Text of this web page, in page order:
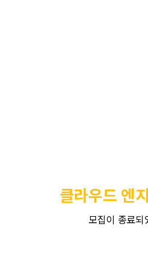
클라우드 엔
모집이 종료되